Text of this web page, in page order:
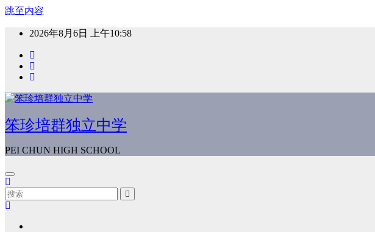
跳至内容
2026年8月6日 上午10:58
笨珍培群独立中学
PEI CHUN HIGH SCHOOL